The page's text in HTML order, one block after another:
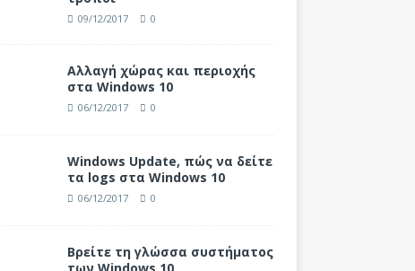
09/12/2017 0
Αλλαγή χώρας και περιοχής
στα Windows 10
06/12/2017 0
Windows Update, πώς να δείτε
τα logs στα Windows 10
06/12/2017 0
Βρείτε τη γλώσσα συστήματος